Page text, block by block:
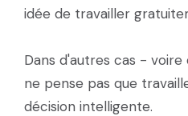
idée de travailler
Dans d'autres cas -
ne pense pas que
décision intelligente.